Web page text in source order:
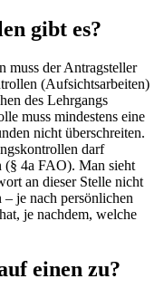
gibt es?
muss der Antragsteller
(Aufsichtsarbeiten)
des Lehrgangs
muss mindestens eine
nicht überschreiten.
darf
(§ 4a FAO). Man sieht
an dieser Stelle nicht
– je nach persönlichen
je nachdem, welche
einen zu?